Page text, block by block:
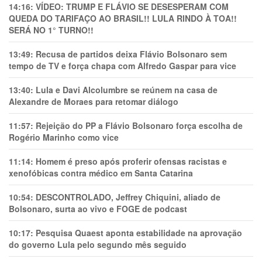
14:16: VÍDEO: TRUMP E FLÁVIO SE DESESPERAM COM
QUEDA DO TARIFAÇO AO BRASIL!! LULA RINDO À TOA!!
SERÁ NO 1° TURNO!!
13:49: Recusa de partidos deixa Flávio Bolsonaro sem
tempo de TV e força chapa com Alfredo Gaspar para vice
13:40: Lula e Davi Alcolumbre se reúnem na casa de
Alexandre de Moraes para retomar diálogo
11:57: Rejeição do PP a Flávio Bolsonaro força escolha de
Rogério Marinho como vice
11:14: Homem é preso após proferir ofensas racistas e
xenofóbicas contra médico em Santa Catarina
10:54: DESCONTROLADO, Jeffrey Chiquini, aliado de
Bolsonaro, surta ao vivo e FOGE de podcast
10:17: Pesquisa Quaest aponta estabilidade na aprovação
do governo Lula pelo segundo mês seguido